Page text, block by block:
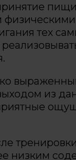
тех
из
низким